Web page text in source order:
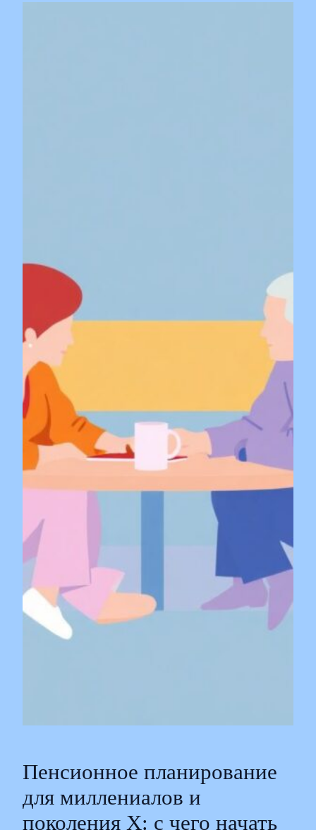
Пенсионное планирование
для миллениалов и
поколения X: с чего начать